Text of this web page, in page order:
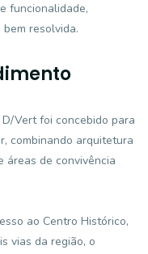
funcionalidade,
resolvida.
Vert foi concebido para
combinando arquitetura
áreas de convivência
ao Centro Histórico,
vias da região, o